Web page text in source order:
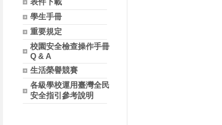
表件下載
學生手冊
重要規定
校園安全檢查操作手冊
Q & A
生活榮譽競賽
各級學校運用臺灣全民
安全指引參考說明